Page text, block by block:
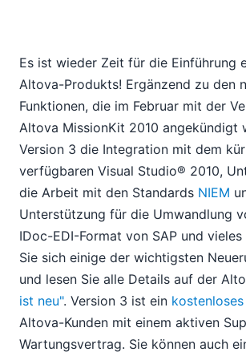
Es ist wieder Zeit für die Einführung
Altova-Produkts! Ergänzend zu den
Funktionen, die im Februar mit der
Altova MissionKit 2010 angekündigt
Version 3 die Integration mit dem
verfügbaren Visual Studio® 2010,
die Arbeit mit den Standards NIEM
Unterstützung für die Umwandlung
IDoc-EDI-Format von SAP und vieles
Sie sich einige der wichtigsten
und lesen Sie alle Details auf der
ist neu". Version 3 ist ein
Altova-Kunden mit einem aktiven
Wartungsvertrag. Sie können auch